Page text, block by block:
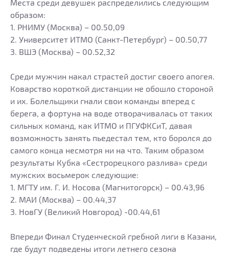
Места среди девушек распределились следующим
образом:
1. РНИМУ (Москва) – 00.50,09
2. Университет ИТМО (Санкт-Петербург) – 00.50,77
3. ВШЭ (Москва) – 00.52,32
Среди мужчин накал страстей достиг своего апогея.
Коварство короткой дистанции не обошло стороной
и их. Болельщики гнали свои команды вперед с
берега, а фортуна на воде отворачивалась от таких
сильных команд, как ИТМО и ПГУФКСиТ, давая
возможность занять пьедестал тем, кто боролся до
самого конца несмотря ни на что. Таким образом
результаты Кубка «Сестрорецкого разлива» среди
мужских восьмерок следующие:
1. МГТУ им. Г. И. Носова (Магнитогорск) – 00.43,96
2. МАИ (Москва) – 00.44,37
3. НовГУ (Великий Новгород) -00.44,61
Впереди Финал Студенческой гребной лиги в Казани,
где будут подведены итоги летнего сезона